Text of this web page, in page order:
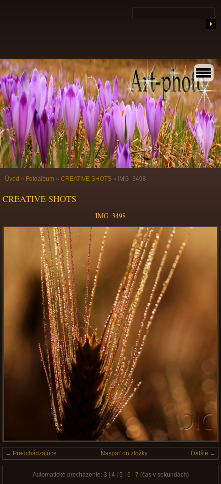
Úvod » Fotoalbum » CREATIVE SHOTS » IMG_3498
CREATIVE SHOTS
IMG_3498
← Predchádzajúce Ďalšie →
Naspäť do zložky
Automatické precházenie: 3 4| 5 6 7 (čas v sekundách)